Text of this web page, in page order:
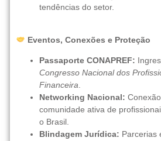
tendências do setor.
Eventos, Conexões e Proteção
Passaporte CONAPREF:
Congresso Nacional dos
Financeira.
Networking Nacional:
comunidade ativa de
o Brasil.
Blindagem Jurídica: Parcerias